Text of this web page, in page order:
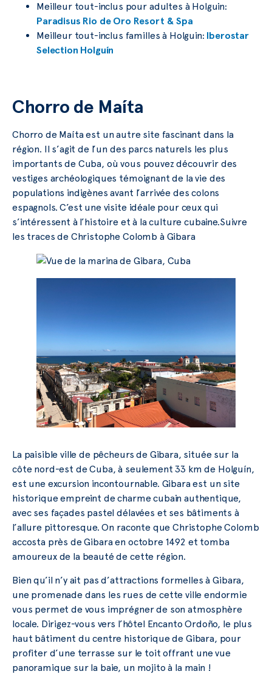
Meilleur tout-inclus pour adultes à Holguin:
Paradisus Rio de Oro Resort & Spa
Meilleur tout-inclus familles à Holguin: Iberostar
Selection Holguín
Chorro de Maíta
Chorro de Maíta est un autre site fascinant dans la
région. Il s’agit de l’un des parcs naturels les plus
importants de Cuba, où vous pouvez découvrir des
vestiges archéologiques témoignant de la vie des
populations indigènes avant l’arrivée des colons
espagnols. C’est une visite idéale pour ceux qui
s’intéressent à l’histoire et à la culture cubaine.Suivre
les traces de Christophe Colomb à Gibara
La paisible ville de pêcheurs de Gibara, située sur la
côte nord-est de Cuba, à seulement 33 km de Holguín,
est une excursion incontournable. Gibara est un site
historique empreint de charme cubain authentique,
avec ses façades pastel délavées et ses bâtiments à
l’allure pittoresque. On raconte que Christophe Colomb
accosta près de Gibara en octobre 1492 et tomba
amoureux de la beauté de cette région.
Bien qu’il n’y ait pas d’attractions formelles à Gibara,
une promenade dans les rues de cette ville endormie
vous permet de vous imprégner de son atmosphère
locale. Dirigez-vous vers l’hôtel Encanto Ordoño, le plus
haut bâtiment du centre historique de Gibara, pour
profiter d’une terrasse sur le toit offrant une vue
panoramique sur la baie, un mojito à la main !